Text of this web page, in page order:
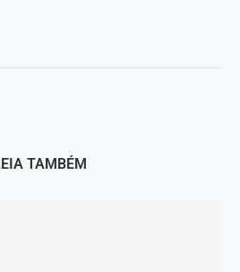
TAMBÉM